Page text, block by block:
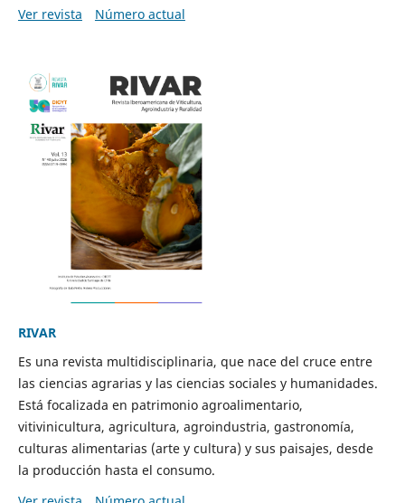
Ver revista
Número actual
RIVAR
Es una revista multidisciplinaria, que nace del cruce entre
las ciencias agrarias y las ciencias sociales y humanidades.
Está focalizada en patrimonio agroalimentario,
vitivinicultura, agricultura, agroindustria, gastronomía,
culturas alimentarias (arte y cultura) y sus paisajes, desde
la producción hasta el consumo.